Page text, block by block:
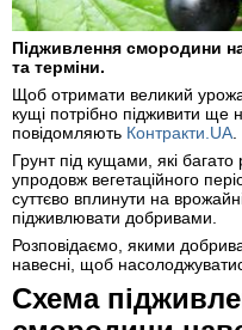
Підживлення смородини
та терміни.
Щоб отримати великий
кущі потрібно підживити ще
повідомляють Контракти.UA.
Грунт під кущами, які багато
упродовж вегетаційного
суттєво вплинути на
підживлювати добривами.
Розповідаємо, якими
навесні, щоб
Схема